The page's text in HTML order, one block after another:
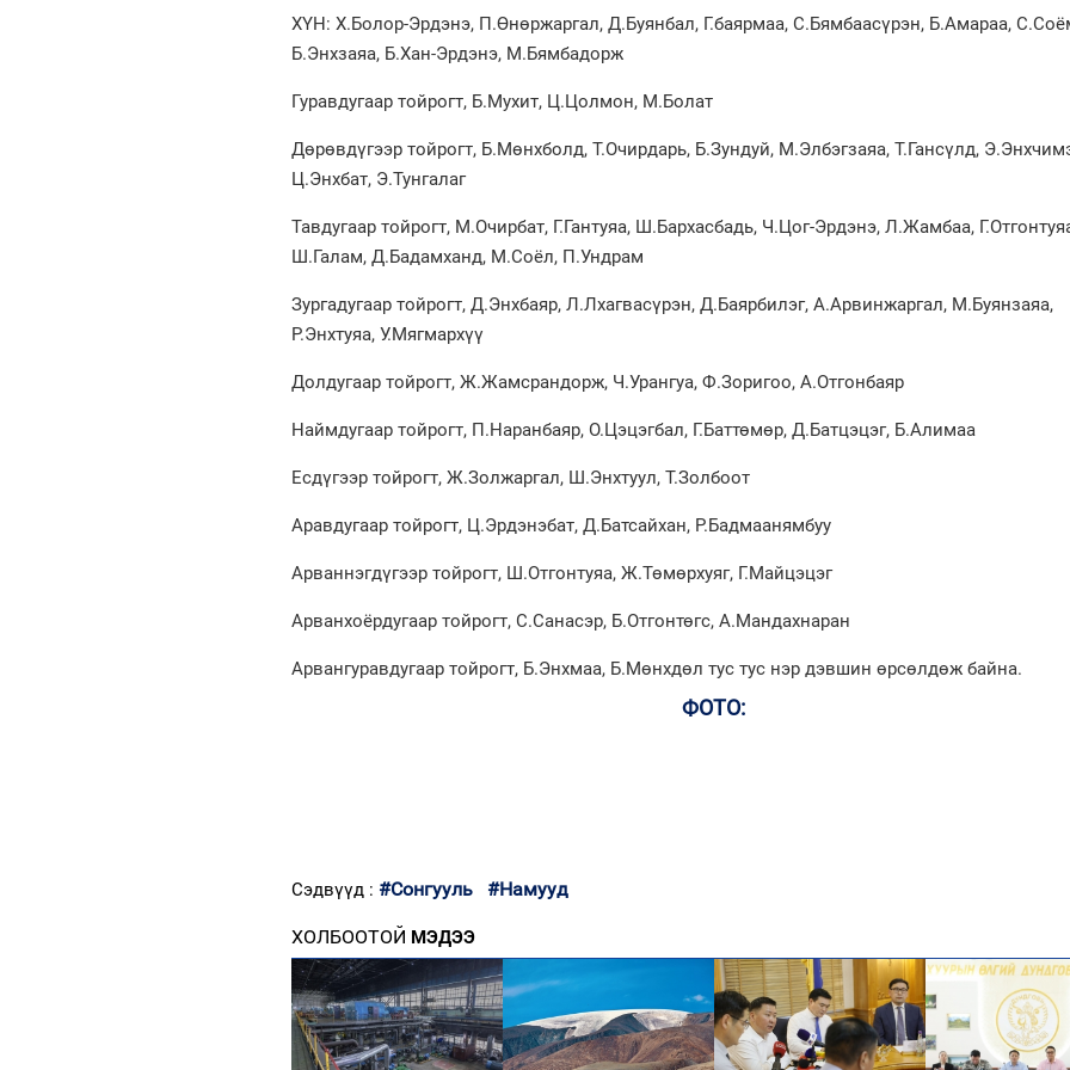
ХҮН: Х.Болор-Эрдэнэ, П.Өнөржаргал, Д.Буянбал, Г.баярмаа, С.Бямбаасүрэн, Б.Амараа,
Б.Энхзаяа, Б.Хан-Эрдэнэ, М.Бямбадорж
Гуравдугаар тойрогт, Б.Мухит, Ц.Цолмон, М.Болат
Дөрөвдүгээр тойрогт, Б.Мөнхболд, Т.Очирдарь, Б.Зундуй, М.Элбэгзаяа, Т.Гансүлд,
Ц.Энхбат, Э.Тунгалаг
Тавдугаар тойрогт, М.Очирбат, Г.Гантуяа, Ш.Бархасбадь, Ч.Цог-Эрдэнэ, Л.Жамбаа,
Ш.Галам, Д.Бадамханд, М.Соёл, П.Ундрам
Зургадугаар тойрогт, Д.Энхбаяр, Л.Лхагвасүрэн, Д.Баярбилэг, А.Арвинжаргал, М.Буянзаяа,
Р.Энхтуяа, У.Мягмархүү
Долдугаар тойрогт, Ж.Жамсрандорж, Ч.Урангуа, Ф.Зоригоо, А.Отгонбаяр
Наймдугаар тойрогт, П.Наранбаяр, О.Цэцэгбал, Г.Баттөмөр, Д.Батцэцэг, Б.Алимаа
Есдүгээр тойрогт, Ж.Золжаргал, Ш.Энхтуул, Т.Золбоот
Аравдугаар тойрогт, Ц.Эрдэнэбат, Д.Батсайхан, Р.Бадмаанямбуу
Арваннэгдүгээр тойрогт, Ш.Отгонтуяа, Ж.Төмөрхуяг, Г.Майцэцэг
Арванхоёрдугаар тойрогт, С.Санасэр, Б.Отгонтөгс, А.Мандахнаран
Арвангуравдугаар тойрогт, Б.Энхмаа, Б.Мөнхдөл тус тус нэр дэвшин өрсөлдөж байна.
ФОТО:
Сэдвүүд : #Сонгууль #Намууд
ХОЛБООТОЙ МЭДЭЭ